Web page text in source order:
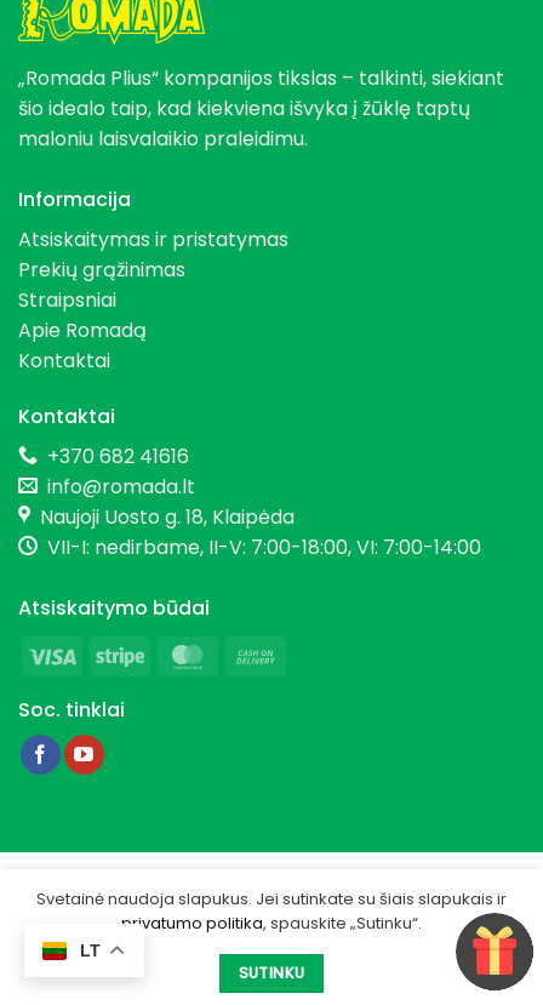
„Romada Plius“ kompanijos tikslas – talkinti, siekiant
šio idealo taip, kad kiekviena išvyka į žūklę taptų
maloniu laisvalaikio praleidimu.
Informacija
Atsiskaitymas ir pristatymas
Prekių grąžinimas
Straipsniai
Apie Romadą
Kontaktai
Kontaktai
+370 682 41616
info@romada.lt
Naujoji Uosto g. 18, Klaipėda
VII-I: nedirbame, II-V: 7:00-18:00, VI: 7:00-14:00
Atsiskaitymo būdai
Visa
Stripe MasterCard
Soc. tinklai
Privatumo politika
Sukurta -IGSME.COM
LT
Svetainė naudoja slapukus. Jei sutinkate su šiais slapukais ir
privatumo politika, spauskite „Sutinku“.
SUTINKU